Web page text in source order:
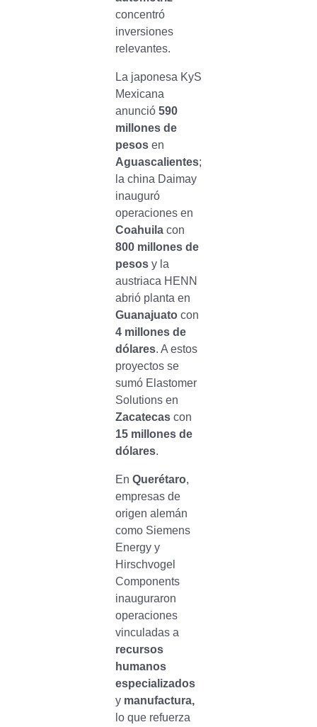
concentró
inversiones
relevantes.
La japonesa KyS
Mexicana
anunció 590
millones de
pesosen
Aguascalientes;
la china Daimay
inauguró
operaciones en
Coahuilacon
800 millones de
pesosy la
austriaca HENN
abrió planta en
Guanajuatocon
4 millones de
dólares. A estos
proyectos se
sumó Elastomer
Solutions en
Zacatecascon
15 millones de
dólares.
En Querétaro,
empresas de
origen alemán
como Siemens
Energy y
Hirschvogel
Components
inauguraron
operaciones
vinculadas a
recursos
humanos
especializados
y manufactura,
lo que refuerza